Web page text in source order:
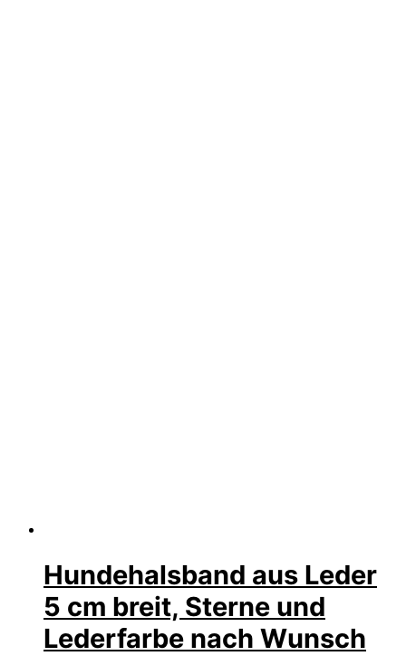
Hundehalsband aus Leder
5 cm breit, Sterne und
Lederfarbe nach Wunsch